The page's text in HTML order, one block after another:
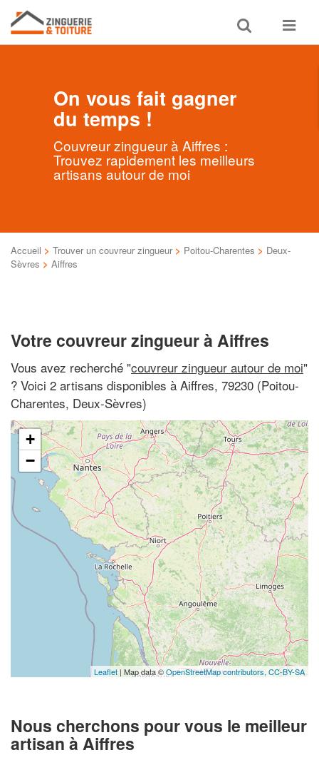
Toggle
search
Toggle
On vous fait gagner
du temps !
Couvreur zingueur à Aiffres :
Trouvez rapidement les meilleurs
artisans autour de moi
Accueil > Trouver un couvreur zingueur > Poitou-Charentes > Deux-
Sèvres > Aiffres
Votre couvreur zingueur à Aiffres
Vous avez recherché "couvreur zingueur autour de moi"
? Voici 2 artisans disponibles à Aiffres, 79230 (Poitou-
Charentes, Deux-Sèvres)
+
−
Leaflet | Map data ©OpenStreetMap contributors, CC-BY-SA
Nous cherchons pour vous le meilleur
artisan à Aiffres